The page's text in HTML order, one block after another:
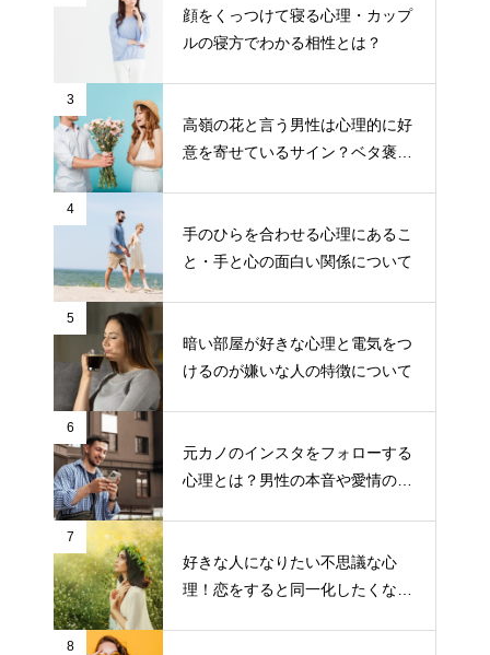
顔をくっつけて寝る心理・カップ
ルの寝方でわかる相性とは？
3
高嶺の花と言う男性は心理的に好
意を寄せているサイン？ベタ褒め
4
手のひらを合わせる心理にあるこ
と・手と心の面白い関係について
5
暗い部屋が好きな心理と電気をつ
けるのが嫌いな人の特徴について
6
元カノのインスタをフォローする
心理とは？男性の本音や愛情の有
7
好きな人になりたい不思議な心
理！恋をすると同一化したくなる
8